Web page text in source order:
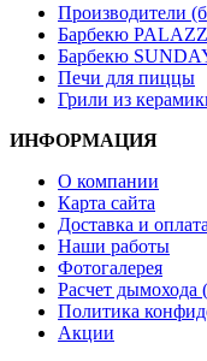
Производители
Барбекю
Барбекю
Печи для пиццы
Грили из
ИНФОРМАЦИЯ
О компании
Карта сайта
Доставка и оплата
Наши работы
Фотогалерея
Расчет дымохода
Политика
Акции